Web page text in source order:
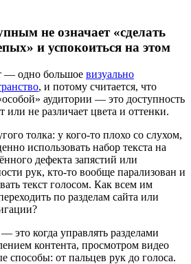
не означает «сделать
и успокоиться на этом
— одно большое визуально
, и потому считается, что
аудитории — это доступность
или не различает цвета и оттенки.
толка: у кого-то плохо со слухом,
использовать набор текста на
дефекта запястий или
рук, кто-то вообще парализован и
текст голосом. Как всем им
по разделам сайта или
это когда управлять разделами
контента, просмотром видео
способы: от пальцев рук до голоса.